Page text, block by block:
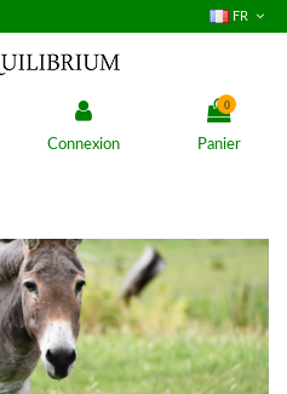
FR
Connexion
0
Panier